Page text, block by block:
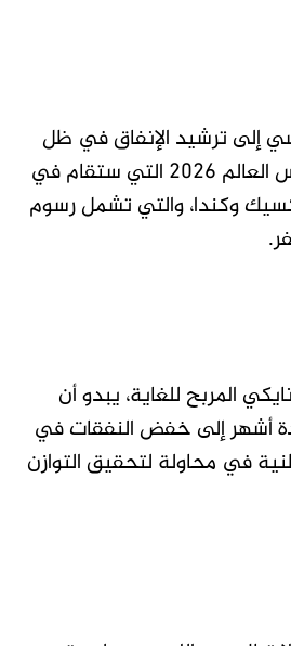
إلى ترشيد الإنفاق في ظل
التكاليف الباهظة لكأس العالم 2026 التي ستقام في
وكندا، والتي تشمل رسوم
المربح للغاية، يبدو أن
أشهر إلى خفض النفقات في
في محاولة لتحقيق التوازن